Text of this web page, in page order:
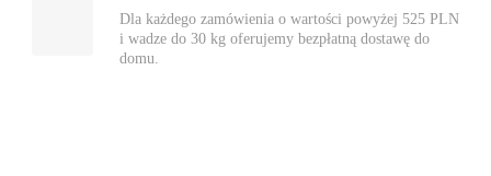
Dla każdego zamówienia o wartości powyżej 525 PLN
i wadze do 30 kg oferujemy bezpłatną dostawę do
domu.